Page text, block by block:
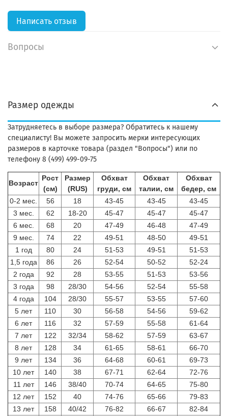
Написать отзыв
Вопросы
Размер одежды
Затрудняетесь в выборе размера? Обратитесь к нашему
специалисту! Вы можете запросить мерки интересующих
размеров в карточке товара (раздел "Вопросы") или по
телефону 8 (499) 499-09-75
Возраст
Рост
(см)
Размер
(RUS)
Обхват
груди, см
Обхват
талии, см
Обхват
бедер, см
0-2 мес.
56 18 43-45 43-45
43-45
3 мес.
62 18-20 45-47 45-47
45-47
6 мес.
68 20 47-49 46-48
47-49
9 мес.
74 22 49-51 48-50
49-51
1 год
80 24 51-53 49-51
51-53
1,5 года
86 26 52-54 50-52
52-24
2 года
92 28 53-55 51-53
53-56
3 года
98 28/30 54-56 52-54
55-58
4 года
104 28/30 55-57 53-55
57-60
5 лет
110 30 56-58 54-56
59-62
6 лет
116 32 57-59 55-58
61-64
7 лет
122 32/34 58-62 57-59
63-67
8 лет
128 34 61-65 58-61
66-70
9 лет
134 36 64-68 60-61
69-73
10 лет
140 38 67-71 62-64
72-76
11 лет
146 38/40 70-74 64-65
75-80
12 лет
152 40 74-76 65-66
79-83
13 лет
158 40/42 76-82 66-67
82-84